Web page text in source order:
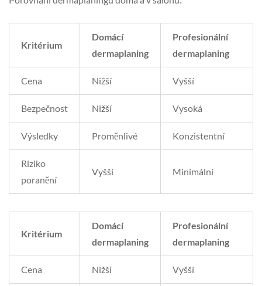
Kritérium
Domácí
dermaplaning
Profesionální
dermaplaning
Cena Nižší Vyšší
Bezpečnost Nižší Vysoká
Výsledky Proměnlivé Konzistentní
Riziko
poranění
Vyšší Minimální
Kritérium
Domácí
dermaplaning
Profesionální
dermaplaning
Cena Nižší Vyšší